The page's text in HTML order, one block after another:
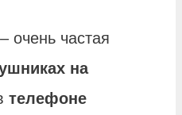
очень частая
на
телефоне